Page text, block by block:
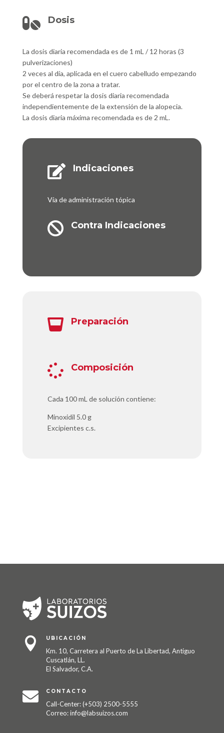
 Dosis
La dosis diaria recomendada es de 1 mL / 12 horas (3
pulverizaciones)
2 veces al día, aplicada en el cuero cabelludo empezando
por el centro de la zona a tratar.
Se deberá respetar la dosis diaria recomendada
independientemente de la extensión de la alopecia.
La dosis diaria máxima recomendada es de 2 mL.
 Indicaciones
Vía de administración tópica
 Contra Indicaciones
 Preparación
 Composición
Cada 100 mL de solución contiene:
Minoxidil 5.0 g
Excipientes c.s.
 UBICACIÓN
Km. 10, Carretera al Puerto de La Libertad, Antiguo
Cuscatlán, LL.
El Salvador, C.A.
 CONTACTO
Call-Center: (+503) 2500-5555
Correo: info@labsuizos.com